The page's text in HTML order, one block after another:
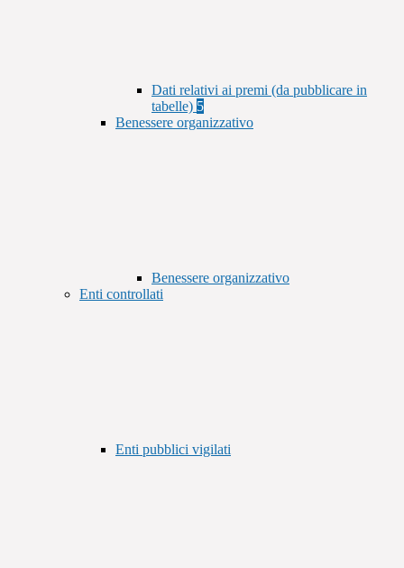
Dati relativi ai premi (da pubblicare in
tabelle) 5
Benessere organizzativo
Benessere organizzativo
Enti controllati
Enti pubblici vigilati